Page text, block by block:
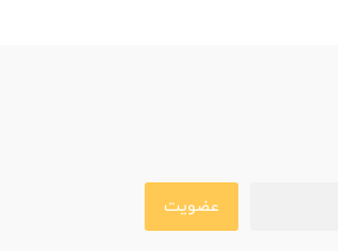
عضویت